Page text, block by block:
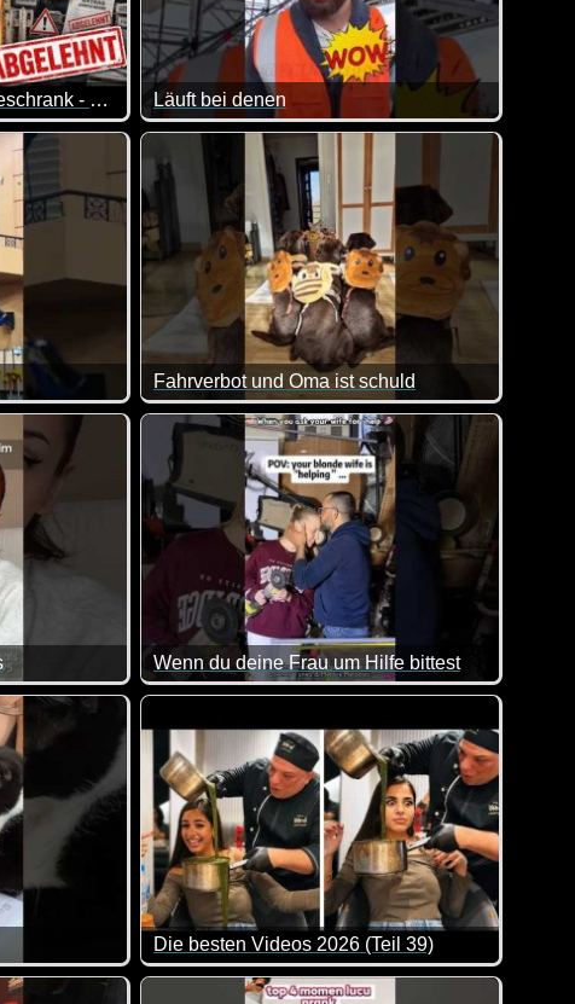
dann doch mal tief nach Luft schnappen :-).
Helga baut einen Gemüseschrank - und das Amt dreht durch!
Idee: Ein kleiner Gemüseschrank am Straßenrand
Und plötzlich geht es um Hygiene, Steuern, Fluchtwege,
auf deutsche Bürokratie ;-)
Läuft bei denen
von allem was dabei ist. Viel Spaß damit!
Das habe ich vorher auch noch nie gesehen.
Fahrverbot und Oma ist schuld
Da fährt man nur mal etwas schneller zu Oma
Lacher gut.
im Umgang mit Geld. Sooo klasse :-)
Wenn du deine Frau um Hilfe bittest
Essen, das aussieht wie Dekoration.
lachen muss man trotzdem.
Die besten Videos 2026 (Teil 39)
Eine tolle Zusammenstellung von lustigen